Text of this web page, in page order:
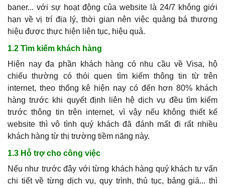
baner... với sự hoạt động của website là 24/7 không giới
hạn về vị trí địa lý, thời gian nên việc quảng bá thương
hiệu được thực hiện liên tục, hiệu quả.
1.2 Tìm kiếm khách hàng
Hiện nay đa phần khách hàng có nhu cầu về Visa, hộ
chiếu thường có thói quen tìm kiếm thông tin từ trên
internet, theo thống kê hiện nay có đến hơn 80% khách
hàng trước khi quyết định liên hệ dịch vụ đều tìm kiếm
trước thông tin trên internet, vì vậy nếu không thiết kế
website thì vô tình quý khách đã đánh mất đi rất nhiều
khách hàng từ thị trường tiềm năng này.
1.3 Hỗ trợ cho công việc
Nếu như trước đây với từng khách hàng quý khách tư vấn
chi tiết về từng dịch vụ, quy trình, thủ tục, bảng giá... thì